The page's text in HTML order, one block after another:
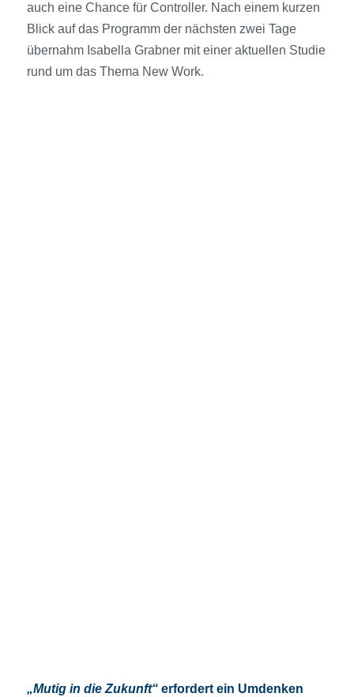
auch eine Chance für Controller. Nach einem kurzen
Blick auf das Programm der nächsten zwei Tage
übernahm Isabella Grabner mit einer aktuellen Studie
rund um das Thema New Work.
„Mutig in die Zukunft“ erfordert ein Umdenken